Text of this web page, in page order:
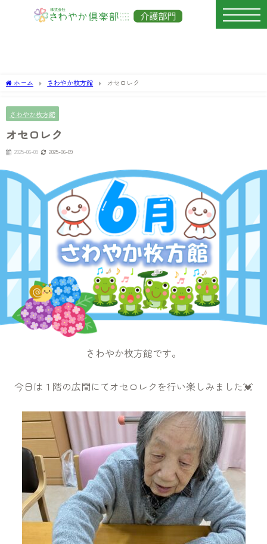
ホーム さわやか枚方館 オセロレク
さわやか枚方館
オセロレク
2025-06-09 2025-06-09
さわやか枚方館です。
今日は１階の広間にてオセロレクを行い楽しみました💓